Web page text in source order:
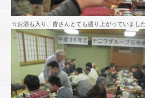
☆お酒も入り、皆さんとても盛り上がっていまし